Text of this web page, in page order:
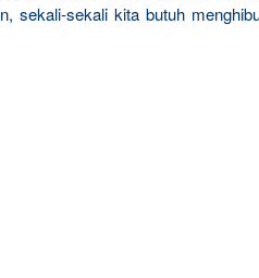
sekali-sekali kita butuh